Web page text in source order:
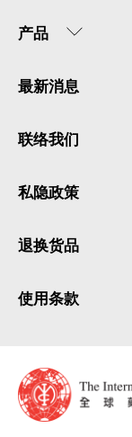
产品
最新消息
联络我们
私隐政策
退换货品
使用条款